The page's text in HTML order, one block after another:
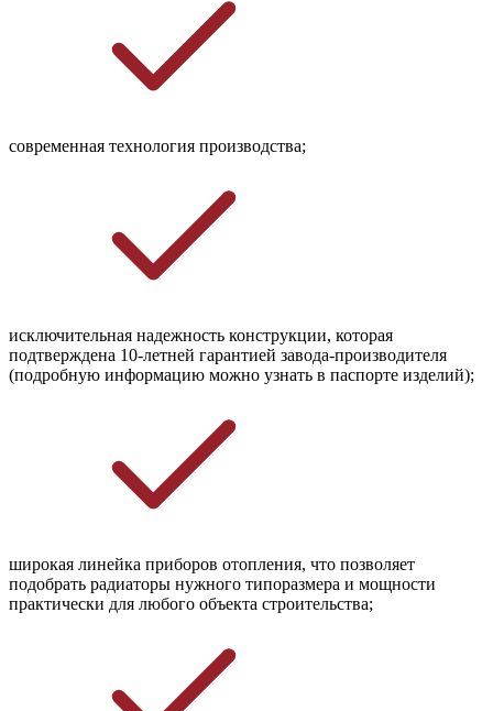
современная технология производства;
исключительная надежность конструкции, которая
подтверждена 10-летней гарантией завода-производителя
(подробную информацию можно узнать в паспорте изделий);
широкая линейка приборов отопления, что позволяет
подобрать радиаторы нужного типоразмера и мощности
практически для любого объекта строительства;